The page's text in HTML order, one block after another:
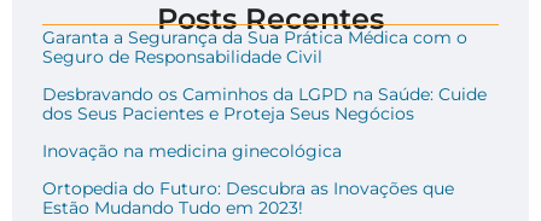
Posts Recentes
Garanta a Segurança da Sua Prática Médica com o
Seguro de Responsabilidade Civil
Desbravando os Caminhos da LGPD na Saúde: Cuide
dos Seus Pacientes e Proteja Seus Negócios
Inovação na medicina ginecológica
Ortopedia do Futuro: Descubra as Inovações que
Estão Mudando Tudo em 2023!